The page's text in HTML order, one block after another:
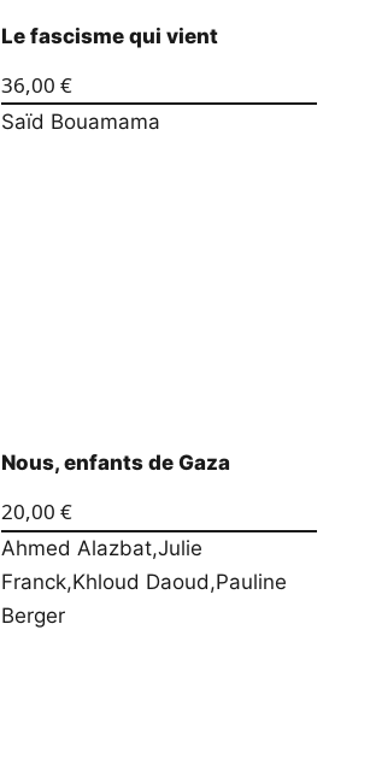
Le fascisme qui vient
36,00 €
Saïd Bouamama
Nous, enfants de Gaza
20,00 €
Ahmed Alazbat,Julie
Franck,Khloud Daoud,Pauline
Berger